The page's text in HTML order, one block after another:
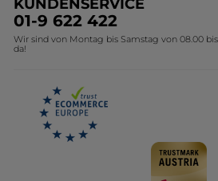
Geschenkideen Yves Rocher
Kollektion Monoi Yves Rocher
Umweltstiftung YR
Affiliate Programm
KUNDENSERVICE
01-9 622 422
Wir sind von Montag bis Samstag von 08.00
da!